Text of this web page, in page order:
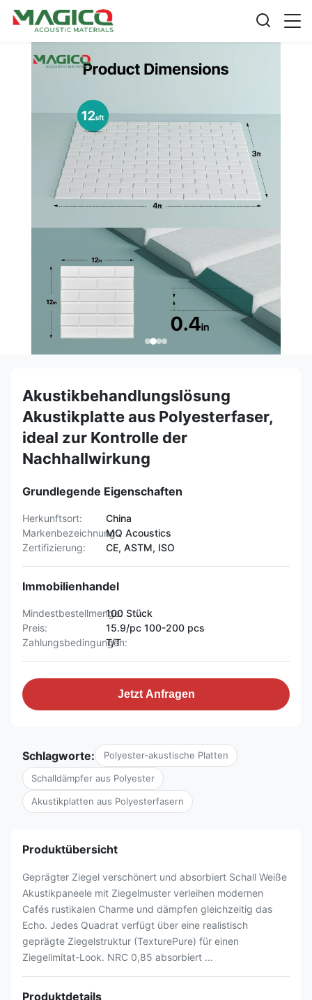
Akustikbehandlungslösung
Akustikplatte aus Polyesterfaser,
ideal zur Kontrolle der
Nachhallwirkung
Grundlegende Eigenschaften
Herkunftsort:
China
Markenbezeichnung:MQ Acoustics
Zertifizierung:
CE, ASTM, ISO
Immobilienhandel
Mindestbestellmenge:100 Stück
Preis:
15.9/pc 100-200 pcs
Zahlungsbedingungen:
T/T
Jetzt Anfragen
Schlagworte: Polyester-akustische Platten
Schalldämpfer aus Polyester
Akustikplatten aus Polyesterfasern
Produktübersicht
Geprägter Ziegel verschönert und absorbiert Schall Weiße
Akustikpaneele mit Ziegelmuster verleihen modernen
Cafés rustikalen Charme und dämpfen gleichzeitig das
Echo. Jedes Quadrat verfügt über eine realistisch
geprägte Ziegelstruktur (TexturePure) für einen
Ziegelimitat-Look. NRC 0,85 absorbiert ...
Produktdetails